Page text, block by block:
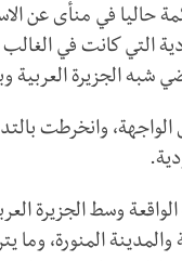
10 دول فقط قائمة حاليا في
التي كانت في
الجزيرة العربية
وانخرطت
وسط الجزيرة
المنورة، وما